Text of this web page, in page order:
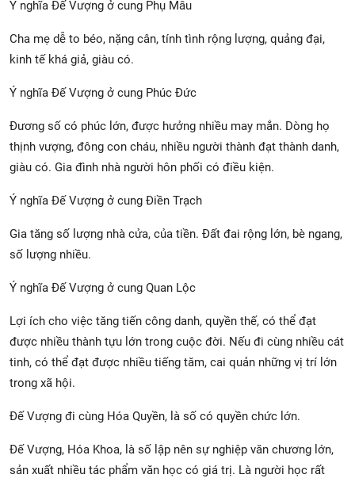
Ý nghĩa Đế Vượng ở cung Phụ Mẫu
Cha mẹ dễ to béo, nặng cân, tính tình rộng lượng, quảng đại,
kinh tế khá giả, giàu có.
Ý nghĩa Đế Vượng ở cung Phúc Đức
Đương số có phúc lớn, được hưởng nhiều may mắn. Dòng họ
thịnh vượng, đông con cháu, nhiều người thành đạt thành danh,
giàu có. Gia đình nhà người hôn phối có điều kiện.
Ý nghĩa Đế Vượng ở cung Điền Trạch
Gia tăng số lượng nhà cửa, của tiền. Đất đai rộng lớn, bè ngang,
số lượng nhiều.
Ý nghĩa Đế Vượng ở cung Quan Lộc
Lợi ích cho việc tăng tiến công danh, quyền thế, có thể đạt
được nhiều thành tựu lớn trong cuộc đời. Nếu đi cùng nhiều cát
tinh, có thể đạt được nhiều tiếng tăm, cai quản những vị trí lớn
trong xã hội.
Đế Vượng đi cùng Hóa Quyền, là số có quyền chức lớn.
Đế Vượng, Hóa Khoa, là số lập nên sự nghiệp văn chương lớn,
sản xuất nhiều tác phẩm văn học có giá trị. Là người học rất